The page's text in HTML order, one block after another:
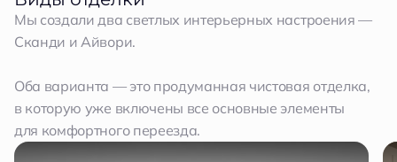
Мы создали два светлых интерьерных настроения —
Сканди и Айвори.
Оба варианта — это продуманная чистовая отделка,
в которую уже включены все основные элементы
для комфортного переезда.